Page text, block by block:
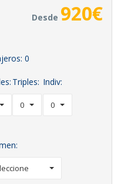
Desde 920€
0
Triples:
0
Indiv:
0